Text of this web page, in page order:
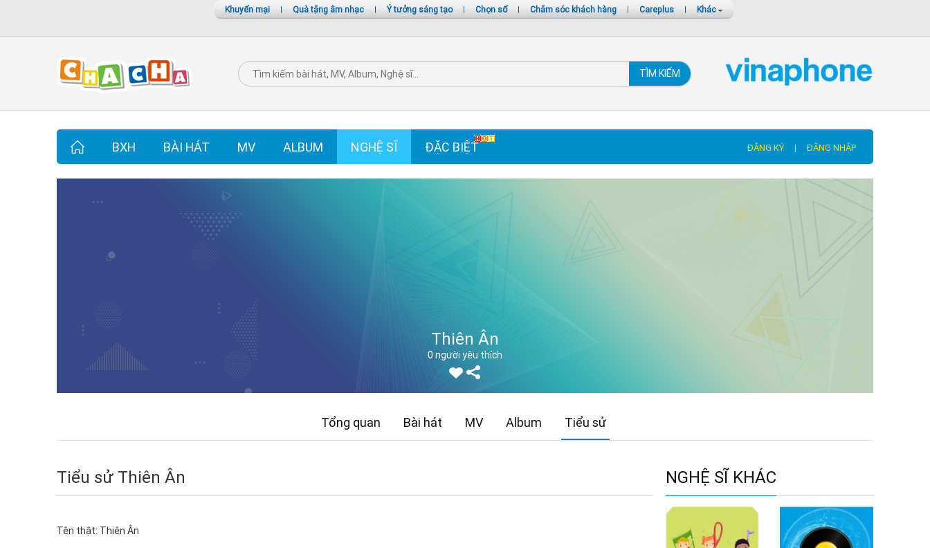
Khuyến mại | Quà tặng âm nhạc | Ý tưởng sáng tạo | Chọn số | Chăm sóc khách hàng | Careplus | Khác
TÌM KIẾM
BXH BÀI HÁT MV ALBUM NGHỆ SĨ ĐẶC BIỆT ĐĂNG KÝ | ĐĂNG NHẬP
Thiên Ân
0 người yêu thích
Tổng quan Bài hát MV Album Tiểu sử
Tiểu sử Thiên Ân
Tên thật: Thiên Ân
NGHỆ SĨ KHÁC